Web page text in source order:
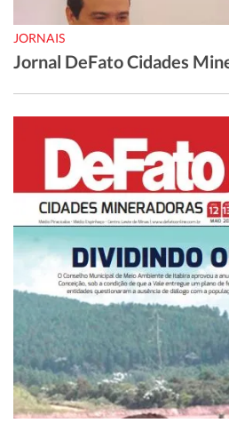
JORNAIS
Jornal DeFato Cidades